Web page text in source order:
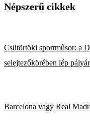
Népszerű cikkek
Csütörtöki sportműsor: a
selejtezőkörében lép
Barcelona vagy Real